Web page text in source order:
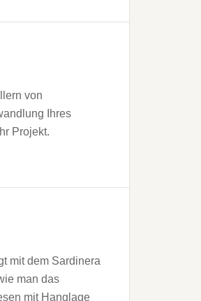
von
Ihres
Projekt.
mit dem Sardinera
man das
mit Hanglage